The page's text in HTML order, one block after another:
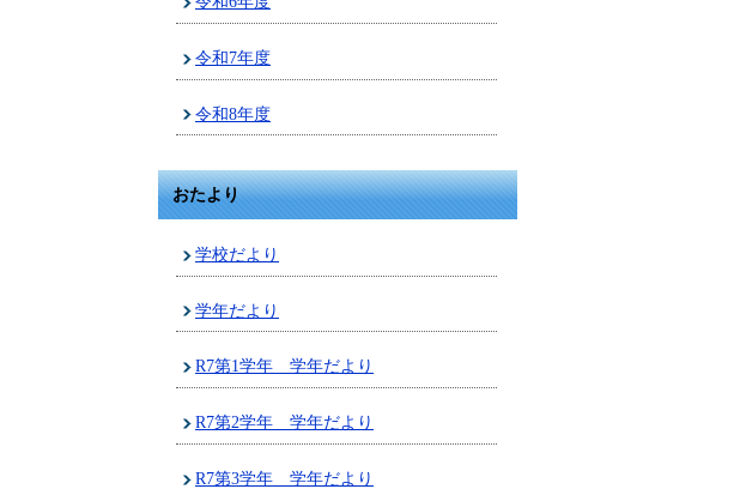
令和7年度
令和8年度
おたより
学校だより
学年だより
R7第1学年 学年だより
R7第2学年 学年だより
R7第3学年 学年だより